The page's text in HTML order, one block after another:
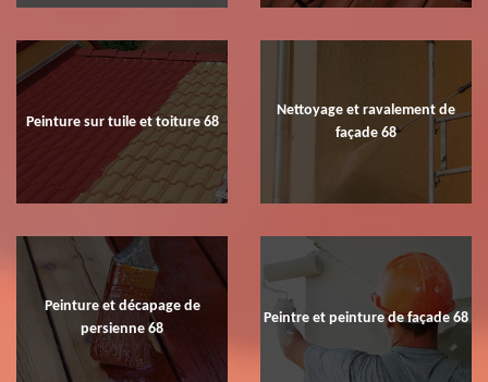
Peinture sur tuile et toiture 68
Nettoyage et ravalement de
façade 68
Peinture et décapage de
persienne 68
Peintre et peinture de façade 68